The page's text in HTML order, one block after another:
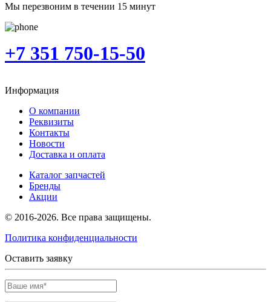
Мы перезвоним в течении 15 минут
+7 351 750-15-50
Информация
О компании
Реквизиты
Контакты
Новости
Доставка и оплата
Каталог запчастей
Бренды
Акции
© 2016-2026. Все права защищены.
Политика конфиденциальности
Оставить заявку